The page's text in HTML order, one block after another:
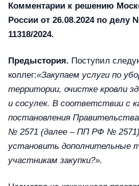
Комментарии к решению
России от 26.08.2024 по делу
11318/2024.
Предыстория. Поступил
коллег:«Закупаем услуги по
территории, очистке кровли
и сосулек. В соответствии с
постановления
№ 2571 (далее – ПП РФ № 2571)
установить дополнительные
участникам закупки?».